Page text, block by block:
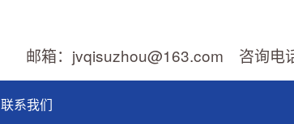
邮箱：jvqisuzhou@163.com 咨询电
联系我们